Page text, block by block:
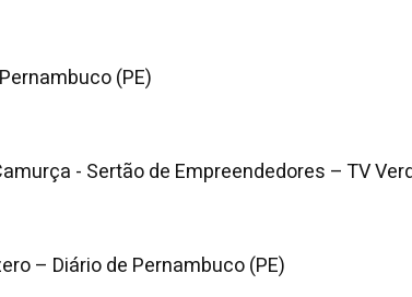
(PE)
- Sertão de Empreendedores – TV
– Diário de Pernambuco (PE)